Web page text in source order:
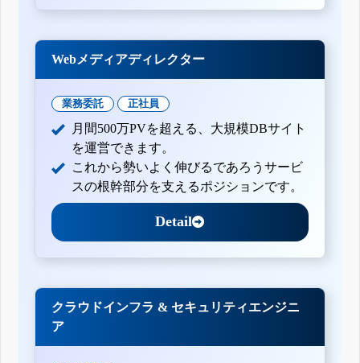
Webメディアディレクター
業務委託 正社員
月間500万PVを超える、大規模DBサイト
を運営できます。
これから勢いよく伸びるであろうサービ
スの根幹部分を支えるポジションです。
Detail
クラウドインフラ & セキュリティエンジニ
ア